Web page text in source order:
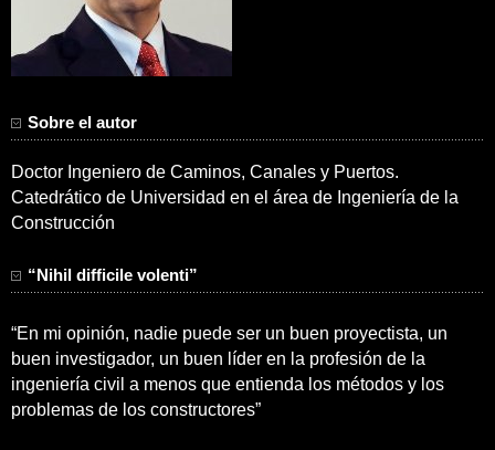
Sobre el autor
Doctor Ingeniero de Caminos, Canales y Puertos.
Catedrático de Universidad en el área de Ingeniería de la
Construcción
“Nihil difficile volenti”
“En mi opinión, nadie puede ser un buen proyectista, un
buen investigador, un buen líder en la profesión de la
ingeniería civil a menos que entienda los métodos y los
problemas de los constructores”